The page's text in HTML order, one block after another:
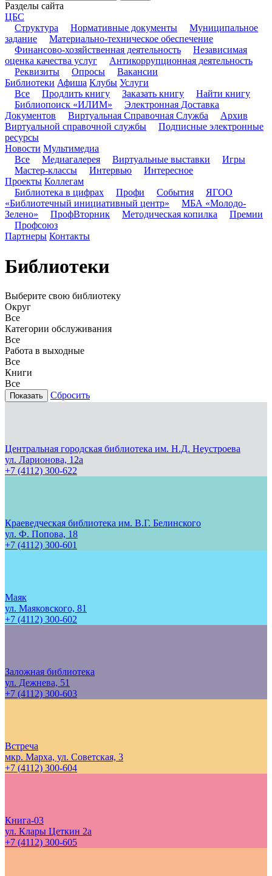
Разделы сайта
ЦБС
Структура
Нормативные документы
Муниципальное
задание
Материально-техническое обеспечение
Финансово-хозяйственная деятельность
Независимая
оценка качества услуг
Антикоррупционная деятельность
Реквизиты
Опросы
Вакансии
Библиотеки Афиша Клубы Услуги
Все
Продлить книгу Заказать книгу
Найти книгу
Библиопоиск «ИЛИМ»
Электронная Доставка
Документов
Виртуальная Справочная Служба
Архив
Виртуальной справочной службы
Подписные электронные
ресурсы
Новости Мультимедиа
Все
Медиагалерея Виртуальные выставки
Игры
Мастер-классы
Интервью
Интересное
Проекты Коллегам
Библиотека в цифрах
Профи События
ЯГОО
«Библиотечный инициативный центр»
МБА «Молодо-
Зелено»
ПрофВторник Методическая копилка
Премии
Профсоюз
Партнеры Контакты
Библиотеки
Выберите свою библиотеку
Округ
Все
Категории обслуживания
Все
Работа в выходные
Все
Книги
Все
Сбросить
Центральная городская библиотека им. Н.Д. Неустроева
ул. Ларионова, 12а
+7 (4112) 300-622
Краеведческая библиотека им. В.Г. Белинского
ул. Ф. Попова, 18
+7 (4112) 300-601
Маяк
ул. Маяковского, 81
+7 (4112) 300-602
Заложная библиотека
ул. Дежнева, 51
+7 (4112) 300-603
Встреча
мкр. Марха, ул. Советская, 3
+7 (4112) 300-604
Книга-03
ул. Клары Цеткин 2а
+7 (4112) 300-605